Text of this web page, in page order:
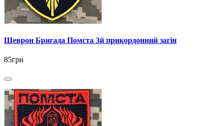
Шеврон Бригада Помста 3й прикордонний загін
85грн